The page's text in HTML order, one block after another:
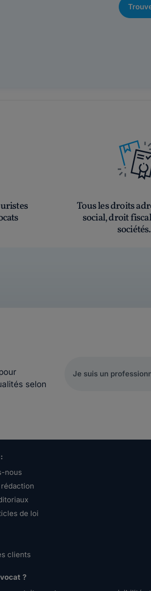
Tous les droits
social, droit
selon
nous
de loi
clients
?